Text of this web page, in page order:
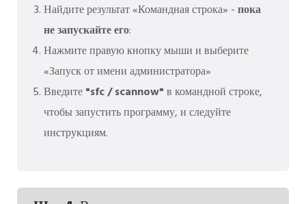
Найдите результат «Командная строка» -пока
не запускайте его:
Нажмите правую кнопку мыши и выберите
«Запуск от имени администратора»
Введите"sfc / scannow"в командной строке,
чтобы запустить программу, и следуйте
инструкциям.